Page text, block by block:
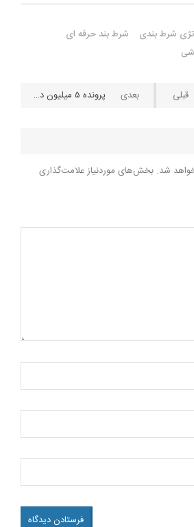
شرط بندی
شرط بند حرفه ای
پرونده ۵ میلیون دلاری هنرپیشه آمریکایی در شرط بندی
شد. بخش‌های موردنیاز علامت‌گذاری